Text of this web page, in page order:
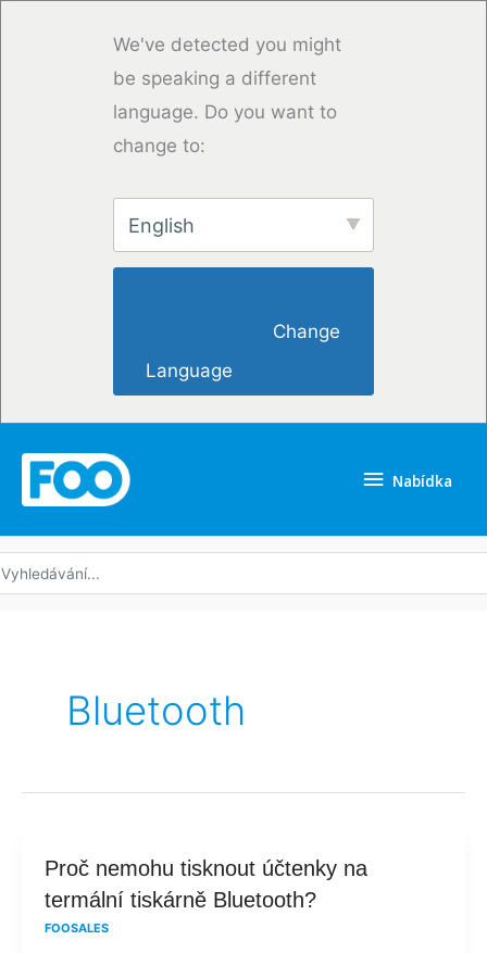
We've detected you might
be speaking a different
language. Do you want to
change to:
English
Language
Nabídka
Bluetooth
Proč nemohu tisknout účtenky na
termální tiskárně Bluetooth?
FOOSALES
Proč
nemohu